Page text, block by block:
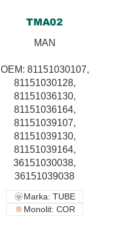
TMA02
MAN
OEM: 81151030107,
81151030128,
81151036130,
81151036164,
81151039107,
81151039130,
81151039164,
36151030038,
36151039038
Marka: TUBE
Monolit: COR